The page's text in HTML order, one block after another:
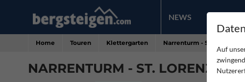
NEWS PRODUKTE
Home Touren Klettergarten Narrenturm - St. Lorenz -
NARRENTURM - ST. LORENZ -
Auf